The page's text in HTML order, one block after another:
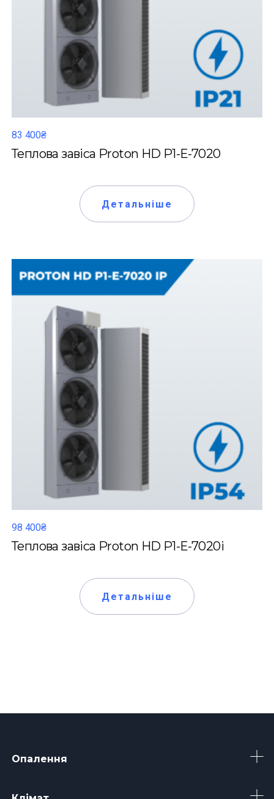
83 400₴
Теплова завіса Proton HD P1-Е-7020
Детальніше
98 400₴
Теплова завіса Proton HD P1-Е-7020i
Детальніше
Опалення